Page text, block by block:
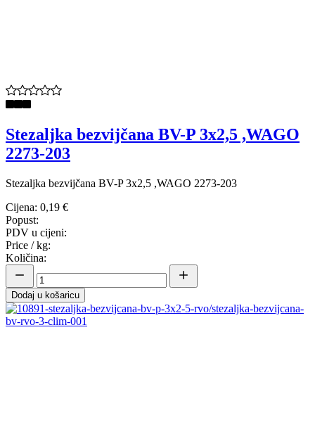
Stezaljka bezvijčana BV-P 3x2,5 ,WAGO
2273-203
Stezaljka bezvijčana BV-P 3x2,5 ,WAGO 2273-203
Cijena: 0,19 €
Popust:
PDV u cijeni:
Price / kg:
Količina:
Dodaj u košaricu